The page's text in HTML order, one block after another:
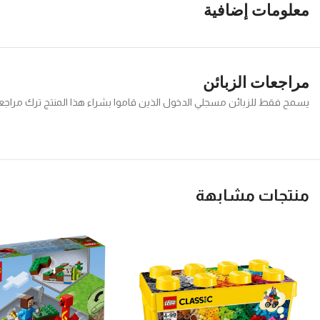
معلومات إضافية
مراجعات الزبائن
يسمح فقط للزبائن مسجلي الدخول الذين قاموا بشراء هذا المنتج ترك
منتجات مشابهة